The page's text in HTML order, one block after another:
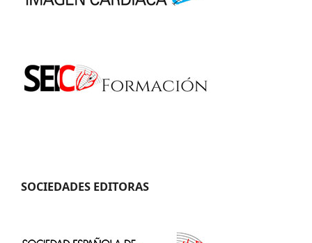
SOCIEDADES EDITORAS